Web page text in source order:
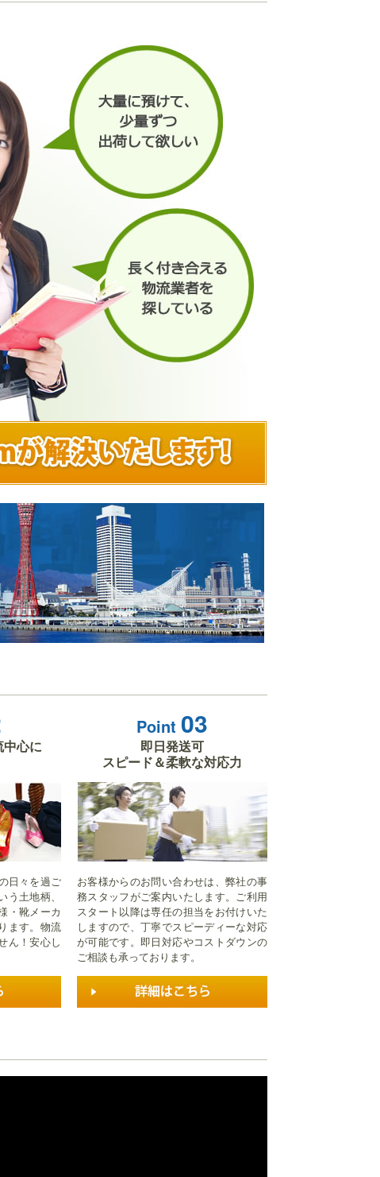
心に
日々を過ご
土地柄、
・靴メーカ
ます。物流
ん！安心し
Point 03
即日発送可
スピード＆柔軟な対応力
お客様からのお問い合わせは、弊社の事
務スタッフがご案内いたします。ご利用
スタート以降は専任の担当をお付けいた
しますので、丁寧でスピーディーな対応
が可能です。即日対応やコストダウンの
ご相談も承っております。